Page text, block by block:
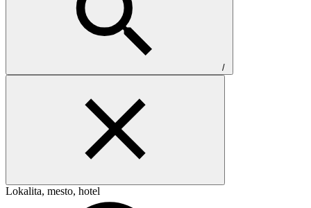
/
Lokalita, mesto, hotel